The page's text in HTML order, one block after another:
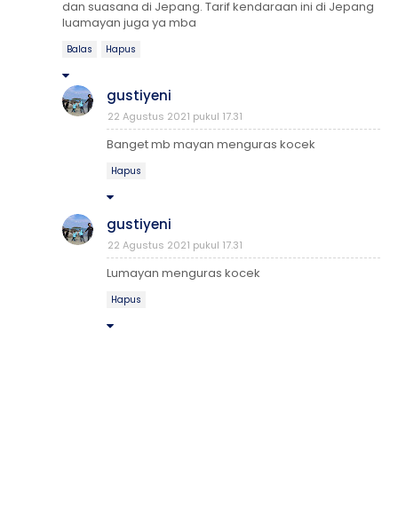
dan suasana di Jepang. Tarif kendaraan ini di Jepang
luamayan juga ya mba
Balas Hapus
gustiyeni
22 Agustus 2021 pukul 17.31
Banget mb mayan menguras kocek
Hapus
gustiyeni
22 Agustus 2021 pukul 17.31
Lumayan menguras kocek
Hapus